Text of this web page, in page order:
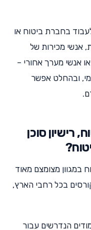
בחברת ביטוח או
אנשי מכירות של
אנשי מערך אחורי –
ובהחלט אפשר
רישיון סוכן
ביטוח במגוון מצומצם מאוד
בכל רחבי הארץ,
הנדרשים עבור